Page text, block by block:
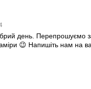
день. Перепрошуємо
😉 Напишіть нам на